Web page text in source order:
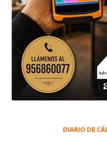
DIARIO DE